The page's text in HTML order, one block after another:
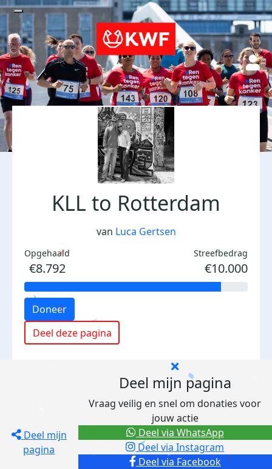
KLL to Rotterdam
van Luca Gertsen
Opgehaald
€8.792
Streefbedrag
€10.000
Doneer
Deel deze pagina
Deel mijn
pagina
Deel mijn pagina
Vraag veilig en snel om donaties voor
jouw actie
Deel via Facebook
Deel via Instagram
Deel via WhatsApp